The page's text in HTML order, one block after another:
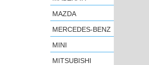
MAZDA
MERCEDES-BENZ
MINI
MITSUBISHI